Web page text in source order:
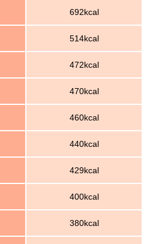
692kcal
514kcal
472kcal
470kcal
460kcal
440kcal
429kcal
400kcal
380kcal